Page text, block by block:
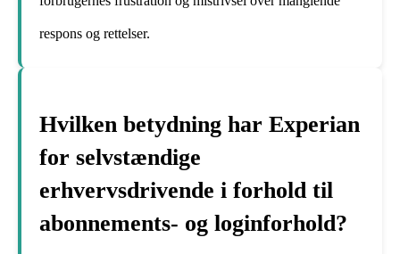
respons og rettelser.
Hvilken betydning har Experian
for selvstændige
erhvervsdrivende i forhold til
abonnements- og loginforhold?